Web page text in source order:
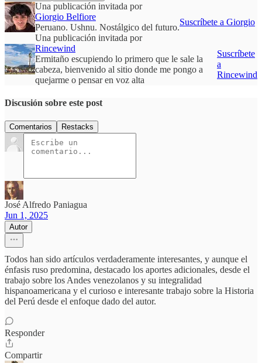
Una publicación invitada por
Giorgio Belfiore
Peruano. Ushnu. Nostálgico del futuro.
Suscríbete a Giorgio
Una publicación invitada por
Rincewind
Ermitaño escupiendo lo primero que le sale la
cabeza, bienvenido al sitio donde me pongo a
quejarme o pensar en voz alta
Suscríbete
a
Rincewind
Discusión sobre este post
Comentarios Restacks
José Alfredo Paniagua
Jun 1, 2025
Autor
Todos han sido artículos verdaderamente interesantes, y aunque el
énfasis ruso predomina, destacado los aportes adicionales, desde el
trabajo sobre los Andes venezolanos y su integralidad
hispanoamericana y el curioso e interesante trabajo sobre la Historia
del Perú desde el enfoque dado del autor.
Responder
Compartir